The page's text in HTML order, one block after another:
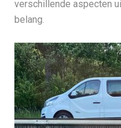
verschillende aspecten
belang.